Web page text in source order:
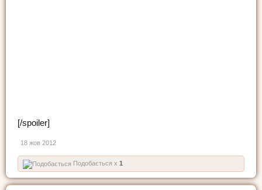
[/spoiler]
18 жов 2012
Подобається x 1